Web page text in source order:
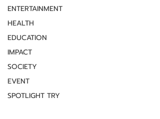
ENTERTAINMENT
HEALTH
EDUCATION
IMPACT
SOCIETY
EVENT
SPOTLIGHT TRY